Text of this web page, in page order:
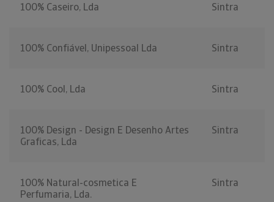
100% Caseiro, Lda Sintra
100% Confiável, Unipessoal Lda Sintra
100% Cool, Lda Sintra
100% Design - Design E Desenho Artes
Graficas, Lda
Sintra
100% Natural-cosmetica E
Perfumaria, Lda.
Sintra